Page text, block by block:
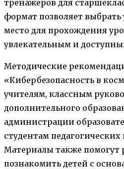
тренажеров для
формат позволяет выбрать
место для прохождения
увлекательным и
Методические
«Кибербезопасность в
учителям, классным
дополнительного
администрации
студентам
Материалы также помогут
познакомить детей с